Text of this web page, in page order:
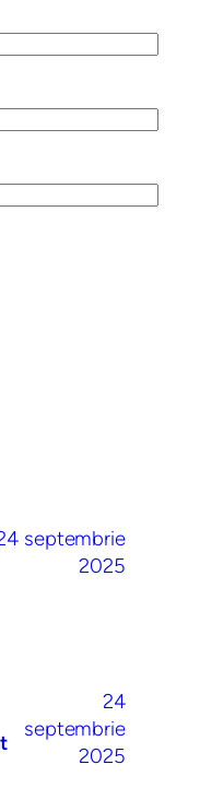
septembrie
2025
24
septembrie
2025